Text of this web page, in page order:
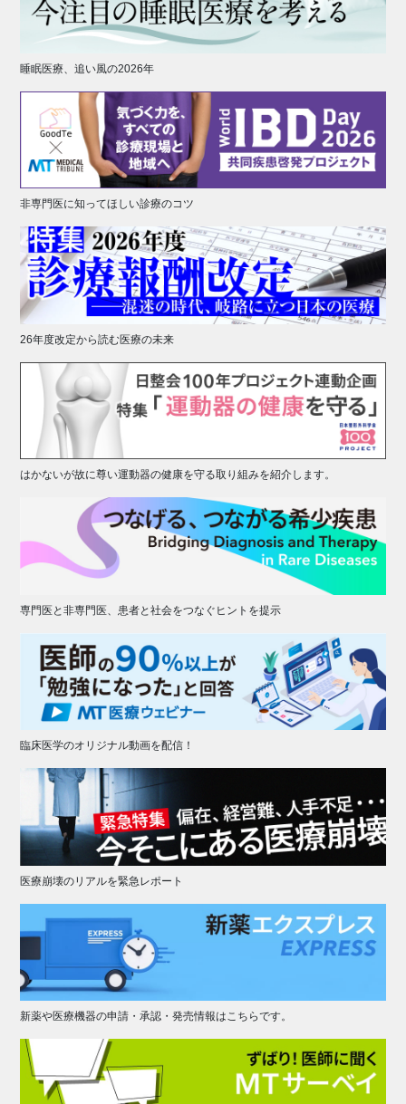
睡眠医療、追い風の2026年
非専門医に知ってほしい診療のコツ
26年度改定から読む医療の未来
はかないが故に尊い運動器の健康を守る取り組みを紹介します。
専門医と非専門医、患者と社会をつなぐヒントを提示
臨床医学のオリジナル動画を配信！
医療崩壊のリアルを緊急レポート
新薬や医療機器の申請・承認・発売情報はこちらです。